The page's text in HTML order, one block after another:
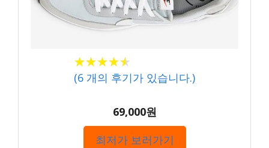
★★★★★
★★★★★
(6 개의 후기가 있습니다.)
69,000원
최저가 보러가기